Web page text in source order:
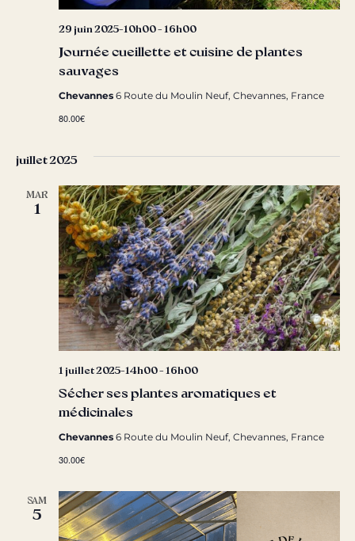
Journée cueillette et cuisine de plantes
sauvages
29 juin 2025-10h00- 16h00
Chevannes 6 Route du Moulin Neuf, Chevannes, France
80.00€
juillet 2025
MAR
1
Sécher ses plantes aromatiques et
médicinales
1 juillet 2025-14h00- 16h00
Chevannes 6 Route du Moulin Neuf, Chevannes, France
30.00€
SAM
5